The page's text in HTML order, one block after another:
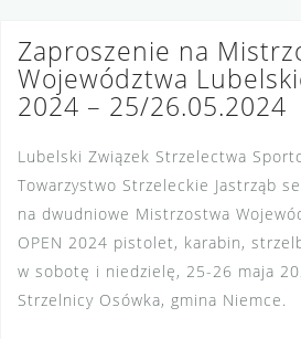
Zaproszenie na
Województwa
2024 – 25/26.05.2024
Lubelski Związek Strzelectwa
Towarzystwo Strzeleckie Jastrząb
na dwudniowe Mistrzostwa
OPEN 2024 pistolet, karabin,
w sobotę i niedzielę, 25-26 maja
Strzelnicy Osówka, gmina Niemce.